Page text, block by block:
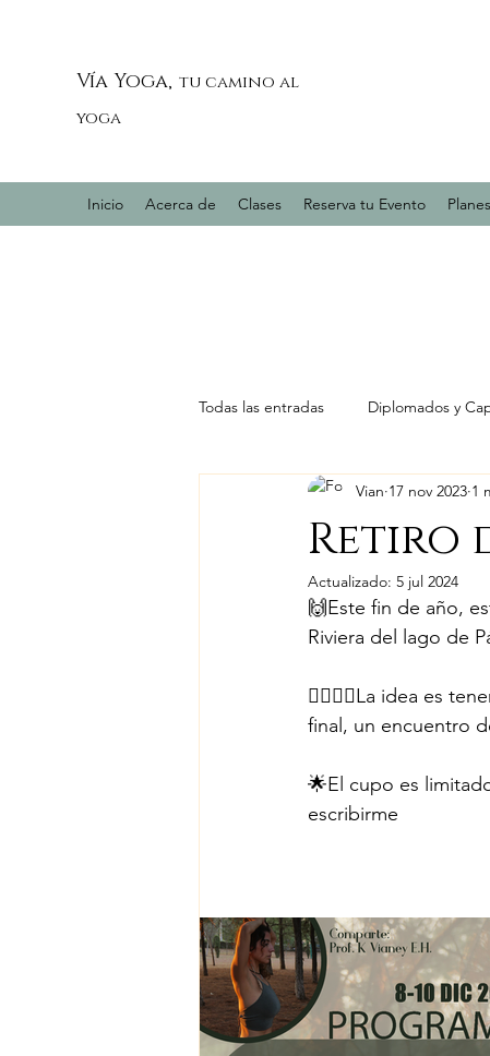
Vía Yoga, tu camino al
yoga
Inicio Acerca de Clases Reserva tu Evento
Todas las entradas Diplomados y
Retiro
Vian 17 nov 2023 1
Actualizado: 5 jul 2024
🙌Este fin de año,
Riviera del lago de
🧘‍♀️🧘‍♂️La idea es
final, un encuentro
🌟El cupo es
escribirme